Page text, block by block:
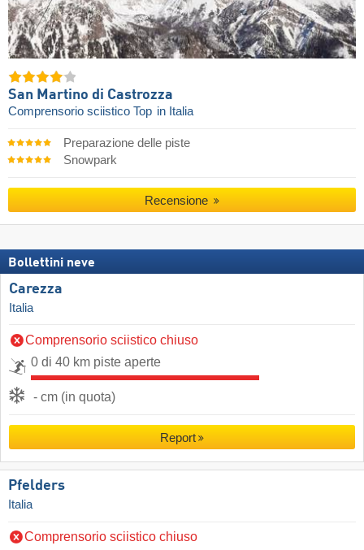
San Martino di Castrozza
Comprensorio sciistico Top in Italia
Preparazione delle piste
Snowpark
Recensione
Bollettini neve
Carezza
Italia
Comprensorio sciistico chiuso
0 di 40 km piste aperte
- cm (in quota)
Report
Pfelders
Italia
Comprensorio sciistico chiuso